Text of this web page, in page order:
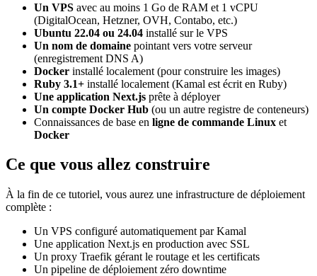
Un VPS avec au moins 1 Go de RAM et 1 vCPU
(DigitalOcean, Hetzner, OVH, Contabo, etc.)
Ubuntu 22.04 ou 24.04 installé sur le VPS
Un nom de domaine pointant vers votre serveur
(enregistrement DNS A)
Docker installé localement (pour construire les images)
Ruby 3.1+ installé localement (Kamal est écrit en Ruby)
Une application Next.js prête à déployer
Un compte Docker Hub (ou un autre registre de conteneurs)
Connaissances de base en ligne de commande Linux et
Docker
Ce que vous allez construire
À la fin de ce tutoriel, vous aurez une infrastructure de déploiement
complète :
Un VPS configuré automatiquement par Kamal
Une application Next.js en production avec SSL
Un proxy Traefik gérant le routage et les certificats
Un pipeline de déploiement zéro downtime